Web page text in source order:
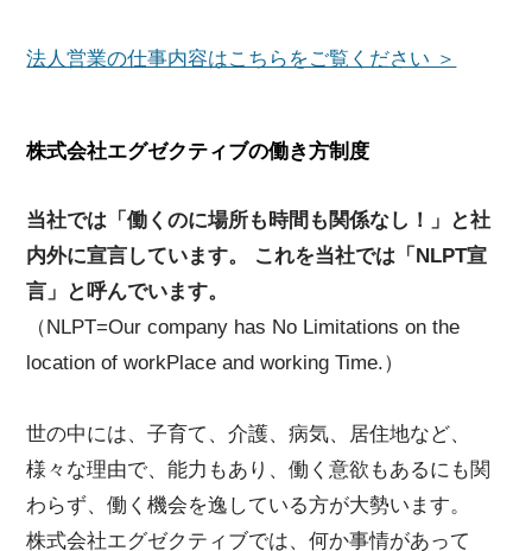
法人営業の仕事内容はこちらをご覧ください ＞
株式会社エグゼクティブの働き方制度
当社では「働くのに場所も時間も関係なし！」と社
内外に宣言しています。 これを当社では「NLPT宣
言」と呼んでいます。
（NLPT=Our company has No Limitations on the
location of workPlace and working Time.）
世の中には、子育て、介護、病気、居住地など、
様々な理由で、能力もあり、働く意欲もあるにも関
わらず、働く機会を逸している方が大勢います。
株式会社エグゼクティブでは、何か事情があって